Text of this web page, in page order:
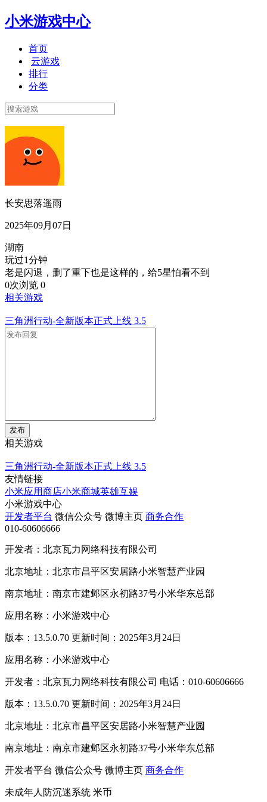
小米游戏中心
首页
云游戏
排行
分类
长安思落遥雨
2025年09月07日
湖南
玩过1分钟
老是闪退，删了重下也是这样的，给5星怕看不到
0次浏览 0
相关游戏
三角洲行动-全新版本正式上线 3.5
发布
相关游戏
三角洲行动-全新版本正式上线 3.5
友情链接
小米应用商店小米商城英雄互娱
小米游戏中心
开发者平台 微信公众号 微博主页 商务合作
010-60606666
开发者：北京瓦力网络科技有限公司
北京地址：北京市昌平区安居路小米智慧产业园
南京地址：南京市建邺区永初路37号小米华东总部
应用名称：小米游戏中心
版本：13.5.0.70 更新时间：2025年3月24日
应用名称：小米游戏中心
开发者：北京瓦力网络科技有限公司 电话：010-60606666
版本：13.5.0.70 更新时间：2025年3月24日
北京地址：北京市昌平区安居路小米智慧产业园
南京地址：南京市建邺区永初路37号小米华东总部
开发者平台 微信公众号 微博主页 商务合作
未成年人防沉迷系统 米币